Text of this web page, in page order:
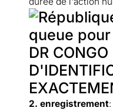
DR
2. enregistrement